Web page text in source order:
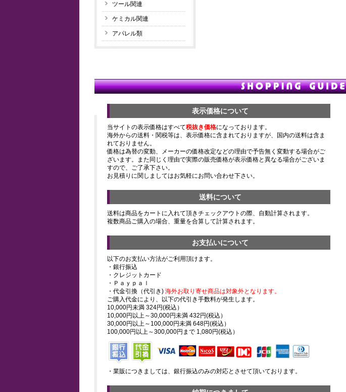
ツール関連
ケミカル関連
アパレル類
表示価格について
当サイトの表示価格はすべて税抜き価格になっております。
海外からの送料・関税等は、表示価格に含まれておりますが、国内の送料は含ま
れておりません。
価格は為替の変動、メーカーの価格改定などの理由で予告無く変動する場合がご
ざいます。また同じく理由で実際の販売価格が表示価格と異なる場合がございま
すので、ご了承下さい。
お見積りに関しましてはお気軽にお問い合わせ下さい。
送料について
送料は商品をカートに入れて頂きチェックアウトの際、自動計算されます。
複数商品ご購入の場合、重量を合算して計算されます。
お支払いについて
以下のお支払い方法がご利用頂けます。
・銀行振込
・クレジットカード
・Ｐａｙｐａｌ
・代金引換（代引き) 海外お取り寄せ商品は対象外となります。
ご購入代金により、以下の代引き手数料が発生します。
10,000円未満 324円(税込）
10,000円以上～30,000円未満 432円(税込）
30,000円以上～100,000円未満 648円(税込）
100,000円以上～300,000円まで 1,080円(税込）
・業販につきましては、銀行振込のみの対応とさせて頂いております。